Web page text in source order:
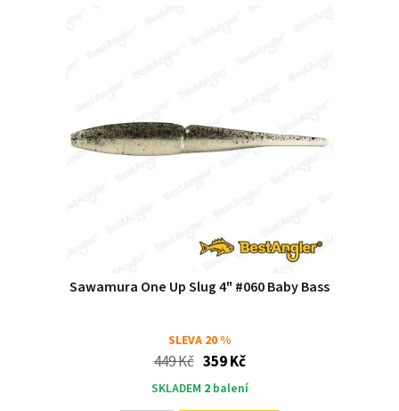
Sawamura One Up Slug 4" #060 Baby Bass
SLEVA 20 %
449 Kč 359 Kč
SKLADEM 2balení